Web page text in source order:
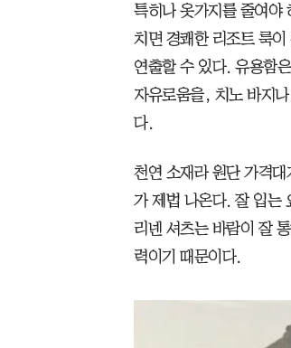
특히나 옷가지를 줄여야
치면 경쾌한 리조트 룩
연출할 수 있다. 유용함
자유로움을, 치노 바지
다.
천연 소재라 원단 가격
가 제법 나온다. 잘 입는
리넨 셔츠는 바람이 잘
력이기 때문이다.